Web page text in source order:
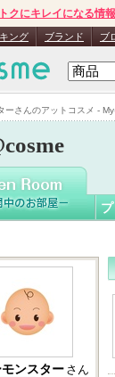
ーさんのアットコスメ -
クにキレイになる情
ング ブランド ブ
ビ
ンスター さん